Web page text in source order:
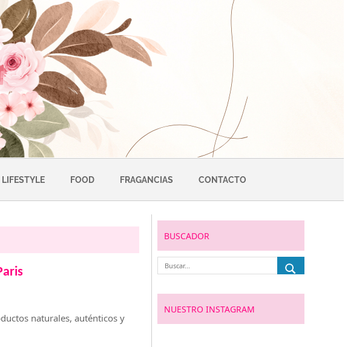
LIFESTYLE FOOD FRAGANCIAS CONTACTO
naturales, auténticos y
BUSCADOR
NUESTRO INSTAGRAM